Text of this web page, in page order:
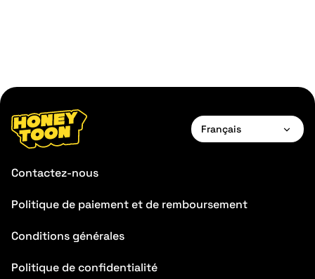
Français
Deutsch
Contactez-nous
Politique de paiement et de remboursement
Conditions générales
Politique de confidentialité